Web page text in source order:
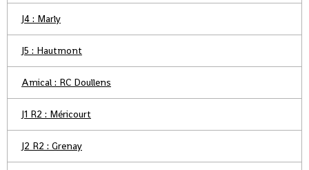
J4 : Marly
J5 : Hautmont
Amical : RC Doullens
J1 R2 : Méricourt
J2 R2 : Grenay